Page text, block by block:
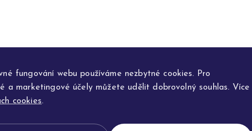
fungování webu používáme nezbytné cookies. Pro
a marketingové účely můžete udělit dobrovolný souhlas. Více
cookies.